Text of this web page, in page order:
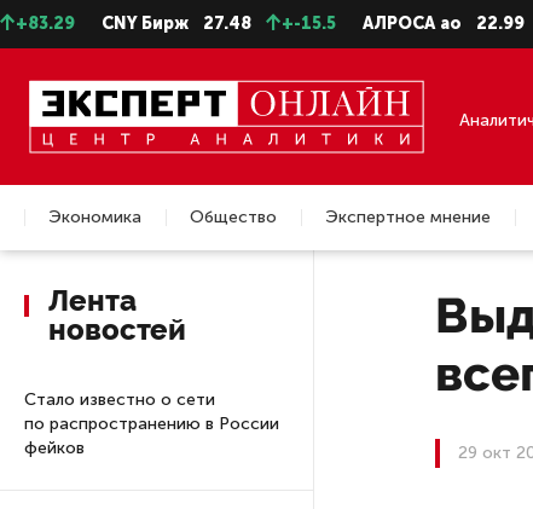
CNY Бирж 27.48 +-15.5 АЛРОСА ао 22.99 +-
Экономика Общество Экспертное мнение
Недвижимость
Лента
новостей
Стало известно о сети
по распространению в России
фейков
29 окт